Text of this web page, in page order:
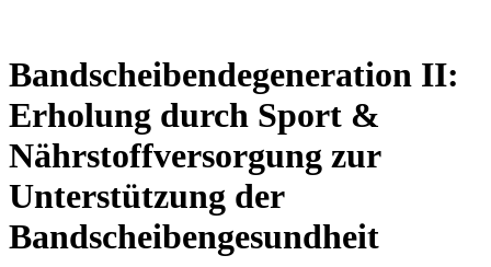
Bandscheibendegeneration II:
Erholung durch Sport &
Nährstoffversorgung zur
Unterstützung der
Bandscheibengesundheit